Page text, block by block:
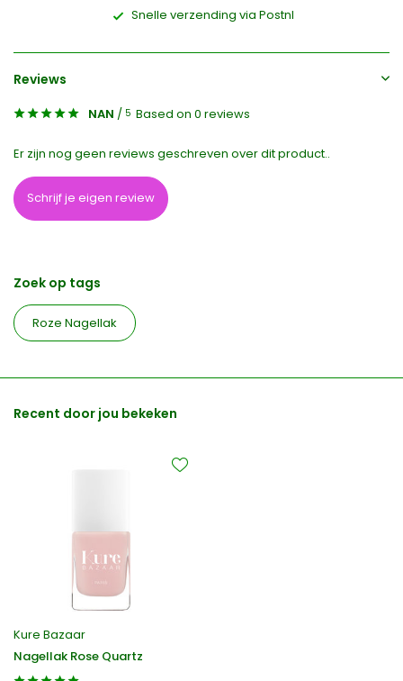
Snelle verzending via Postnl
Reviews
NAN / 5 Based on 0 reviews
Er zijn nog geen reviews geschreven over dit product..
Schrijf je eigen review
Zoek op tags
Roze Nagellak
Recent door jou bekeken
Kure Bazaar
Nagellak Rose Quartz